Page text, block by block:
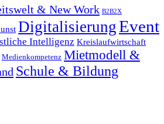
& New Work B2B2X
DigitalisierungEvent
Intelligenz Kreislaufwirtschaft
Medienkompetenz Mietmodell &
Schule & Bildung